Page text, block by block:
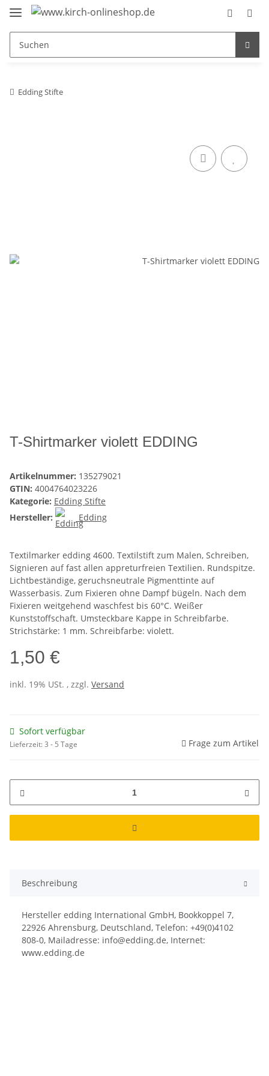
Edding Stifte
T-Shirtmarker violett EDDING
Artikelnummer: 135279021
GTIN: 4004764023226
Kategorie: Edding Stifte
Hersteller:
Edding
Textilmarker edding 4600. Textilstift zum Malen, Schreiben,
Signieren auf fast allen appreturfreien Textilien. Rundspitze.
Lichtbeständige, geruchsneutrale Pigmenttinte auf
Wasserbasis. Zum Fixieren ohne Dampf bügeln. Nach dem
Fixieren weitgehend waschfest bis 60°C. Weißer
Kunststoffschaft. Umsteckbare Kappe in Schreibfarbe.
Strichstärke: 1 mm. Schreibfarbe: violett.
1,50 €
inkl. 19% USt. , zzgl. Versand
Sofort verfügbar
Lieferzeit:3 - 5 Tage Frage zum Artikel
Beschreibung
Hersteller edding International GmbH, Bookkoppel 7,
22926 Ahrensburg, Deutschland, Telefon: +49(0)4102
808-0, Mailadresse: info@edding.de, Internet:
www.edding.de